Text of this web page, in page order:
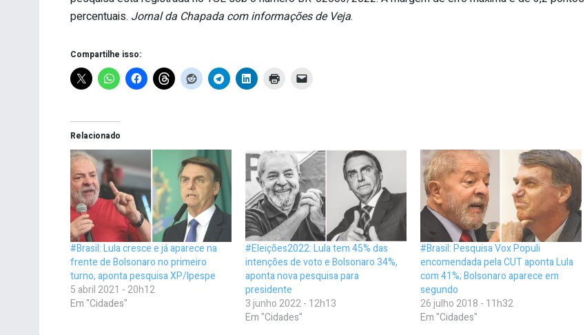
percentuais. Jornal da Chapada com informações de Veja.
Compartilhe isso:
Relacionado
#Brasil: Lula cresce e já aparece na
frente de Bolsonaro no primeiro
turno, aponta pesquisa XP/Ipespe
5 abril 2021 - 20h12
Em "Cidades"
#Eleições2022: Lula tem 45% das
intenções de voto e Bolsonaro 34%,
aponta nova pesquisa para
presidente
3 junho 2022 - 12h13
Em "Cidades"
#Brasil: Pesquisa Vox Populi
encomendada pela CUT aponta Lula
com 41%; Bolsonaro aparece em
segundo
26 julho 2018 - 11h32
Em "Cidades"